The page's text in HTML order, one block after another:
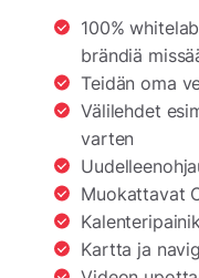
100%
brändiä
Teidän oma
Välilehdet
varten
Muokattavat
Kartta ja